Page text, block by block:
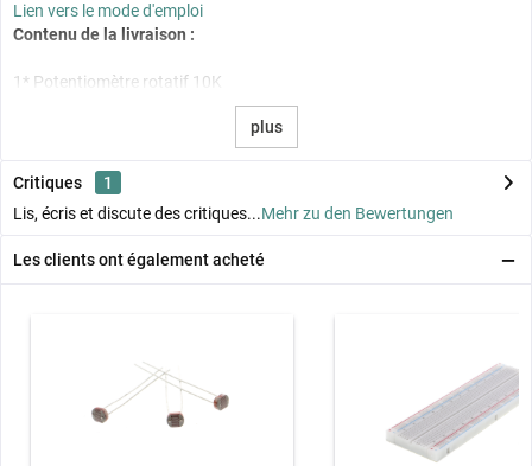
Lien vers le mode d'emploi
Contenu de la livraison :
1* Potentiomètre rotatif 10K
plus
Critiques
1
Lis, écris et discute des critiques...Mehr zu den Bewertungen
Les clients ont également acheté